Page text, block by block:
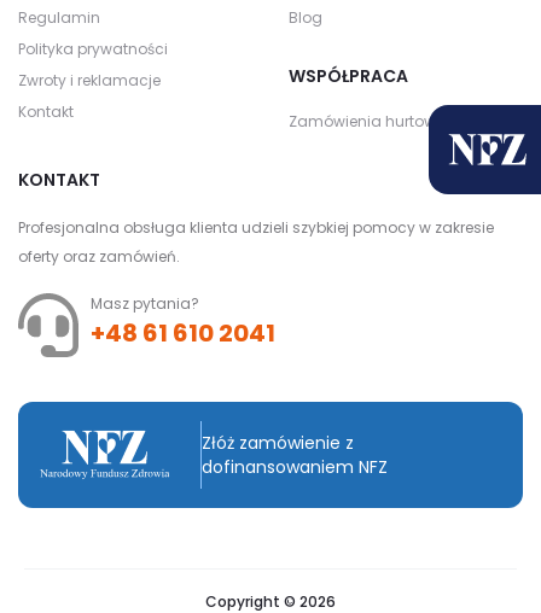
Regulamin
Polityka prywatności
Zwroty i reklamacje
Kontakt
Blog
WSPÓŁPRACA
Zamówienia hurtowe
KONTAKT
Profesjonalna obsługa klienta udzieli szybkiej pomocy w zakresie
oferty oraz zamówień.
Masz pytania?
+48 61 610 2041
Złóż zamówienie z
dofinansowaniem NFZ
Copyright © 2026